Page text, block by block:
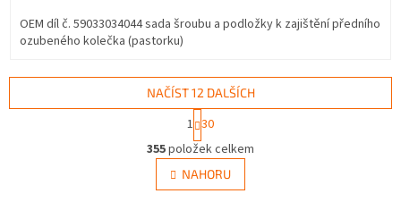
OEM díl č. 59033034044 sada šroubu a podložky k zajištění předního
ozubeného kolečka (pastorku)
O
v
l
á
NAČÍST 12 DALŠÍCH
S
t
r
á
n
k
1 30
355položek celkem
NAHORU